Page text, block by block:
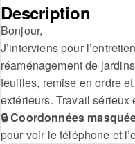
Description
Bonjour,
J’interviens pour
réaménagement de
feuilles, remise en ordre
extérieurs. Travail sérieux
🔒 Coordonnées
pour voir le téléphone et